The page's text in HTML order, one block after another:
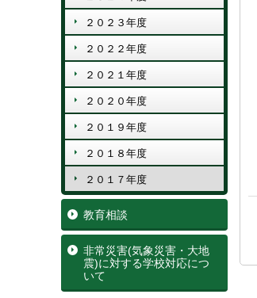
２０２３年度
２０２２年度
２０２１年度
２０２０年度
２０１９年度
２０１８年度
２０１７年度
教育相談
非常災害(気象災害・大地
震)に対する学校対応につ
いて